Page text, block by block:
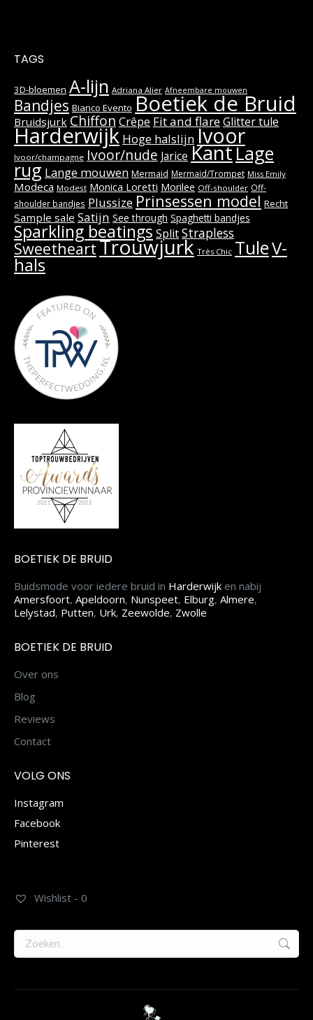
TAGS
3D-bloemen A-lijn Adriana Alier Afneembare mouwen
Bandjes Bianco Evento Boetiek de Bruid
Bruidsjurk Chiffon Crêpe Fit and flareGlitter tule
Harderwijk Hoge halslijnIvoor
Ivoor/champagne Ivoor/nude Jarice KantLage
rug Lange mouwen Mermaid Mermaid/Trompet Miss Emily
Modeca Modest Monica Loretti Morilee Off-shoulder Off-
shoulder bandjes Plussize Prinsessen model Recht
Sample sale Satijn See through Spaghetti bandjes
Sparkling beatings SplitStrapless
SweetheartTrouwjurk Très Chic TuleV-
hals
BOETIEK DE BRUID
Buidsmode voor iedere bruid in Harderwijk en nabij
Amersfoort, Apeldoorn, Nunspeet, Elburg, Almere,
Lelystad, Putten, Urk, Zeewolde, Zwolle
BOETIEK DE BRUID
Over ons
Blog
Reviews
Contact
VOLG ONS
Instagram
Facebook
Pinterest
Wishlist - 0
Zoeken: